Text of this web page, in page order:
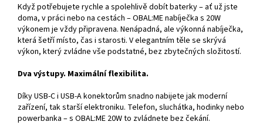
Když potřebujete rychle a spolehlivě dobít baterky – ať už jste
doma, v práci nebo na cestách – OBAL:ME nabíječka s 20W
výkonem je vždy připravena. Nenápadná, ale výkonná nabíječka,
která šetří místo, čas i starosti. V elegantním těle se skrývá
výkon, který zvládne vše podstatné, bez zbytečných složitostí.
Dva výstupy. Maximální flexibilita.
Díky USB-C i USB-A konektorům snadno nabijete jak moderní
zařízení, tak starší elektroniku. Telefon, sluchátka, hodinky nebo
powerbanka – s OBAL:ME 20W to zvládnete bez čekání.